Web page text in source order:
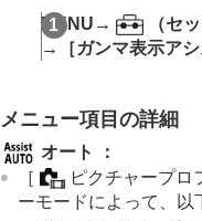
撮影モードを選ぶ
フォーカス（ピ
露出/測光を調整す
ISO感度を選ぶ
ホワイトバランス
画像に効果を加え
MENU → （セ
→
［ガンマ表示ア
メニュー項目の詳細
オート
：
［
ピクチャープロ
ーモードによって、以